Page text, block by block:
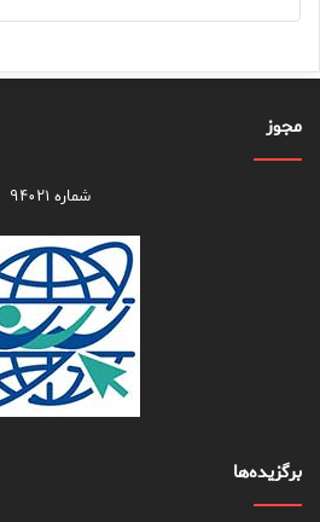
مجوز
شماره ۹۴۰۲۱
برگزیده‌ها